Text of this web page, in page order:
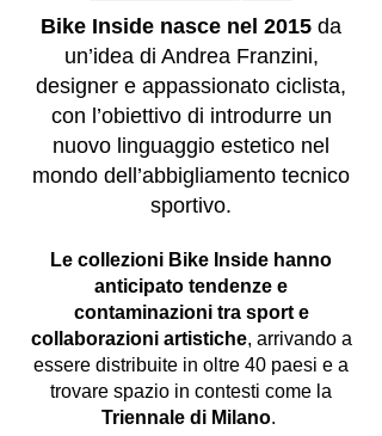
Bike Inside nasce nel 2015 da
un’idea di Andrea Franzini,
designer e appassionato ciclista,
con l’obiettivo di introdurre un
nuovo linguaggio estetico nel
mondo dell’abbigliamento tecnico
sportivo.
Le collezioni Bike Inside hanno
anticipato tendenze e
contaminazioni tra sport e
collaborazioni artistiche, arrivando a
essere distribuite in oltre 40 paesi e a
trovare spazio in contesti come la
Triennale di Milano.